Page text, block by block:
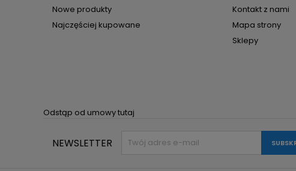
Nowe produkty
Najczęściej kupowane
Kontakt z nami
Mapa strony
Sklepy
Odstąp od umowy tutaj
NEWSLETTER